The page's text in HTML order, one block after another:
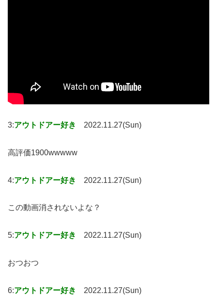
3:アウトドアー好き 2022.11.27(Sun)
高評価1900wwwww
4:アウトドアー好き 2022.11.27(Sun)
この動画消されないよな？
5:アウトドアー好き 2022.11.27(Sun)
おつおつ
6:アウトドアー好き 2022.11.27(Sun)